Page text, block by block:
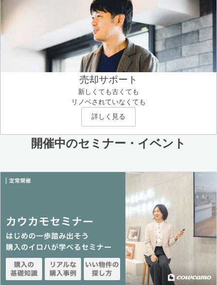
売却サポート
新しくても古くても
リノベされていなくても
詳しく見る
開催中のセミナー・イベント